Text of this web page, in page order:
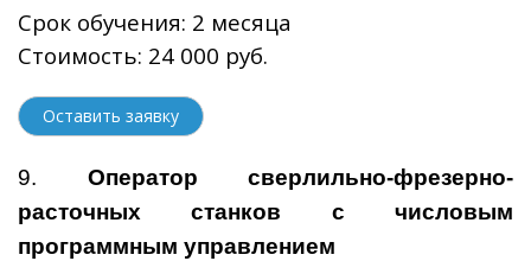
Срок обучения: 2 месяца
Стоимость: 24 000 руб.
Оставить заявку
9. Оператор сверлильно-фрезерно-
расточных станков с числовым
программным управлением